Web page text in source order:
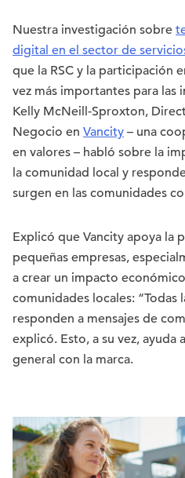
Nuestra investigación sobre
digital en el sector de
que la RSC y la participación
vez más importantes para las
Kelly McNeill-Sproxton,
Negocio en Vancity – una
en valores – habló sobre la
la comunidad local y
surgen en las comunidades
Explicó que Vancity apoya la
pequeñas empresas,
a crear un impacto
comunidades locales: “Todas
responden a mensajes de
explicó. Esto, a su vez, ayuda
general con la marca.